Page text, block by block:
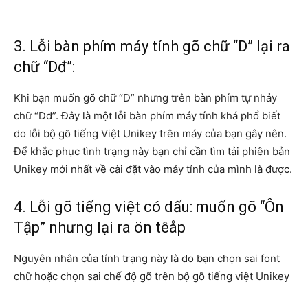
3. Lỗi bàn phím máy tính gõ chữ “D” lại ra
chữ “Dđ”:
Khi bạn muốn gõ chữ “D” nhưng trên bàn phím tự nhảy
chữ “Dđ”. Đây là một lỗi bàn phím máy tính khá phổ biết
do lỗi bộ gõ tiếng Việt Unikey trên máy của bạn gây nên.
Để khắc phục tình trạng này bạn chỉ cần tìm tải phiên bản
Unikey mới nhất về cài đặt vào máy tính của mình là được.
4. Lỗi gõ tiếng việt có dấu: muốn gõ “Ôn
Tập” nhưng lại ra ön têåp
Nguyên nhân của tính trạng này là do bạn chọn sai font
chữ hoặc chọn sai chế độ gõ trên bộ gõ tiếng việt Unikey